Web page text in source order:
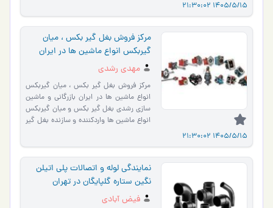
1405/5/15 21:30:02
1405/5/15 21:30:02
مرکز فروش بغل گیر بکس ، میان
گیربکس انواع ماشین ها در ایران
مهدی رشدی
مرکز فروش بغل گیر بکس ، میان گیربکس
انواع ماشین ها در ایران بازرگانی و ماشین
سازی رشدی بغل گیر بکس و میان گیربکس
انواع ماشین ها واردکننده و سازنده بغل گیر
نمایندگی لوله و اتصالات پلی اتیلن
نگین ستاره گلپایگان در تهران
فیض آبادی